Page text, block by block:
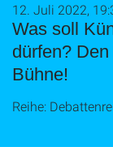
Was soll
dürfen?
Bühne!
12. Juli 2022,
Reihe: